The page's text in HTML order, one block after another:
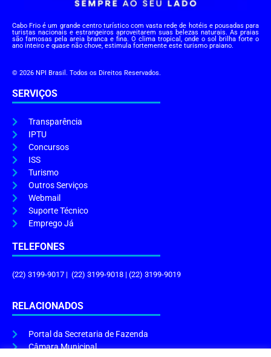
Cabo Frio é um grande centro turístico com vasta rede de hotéis e pousadas para
turistas nacionais e estrangeiros aproveitarem suas belezas naturais. As praias
são famosas pela areia branca e fina. O clima tropical, onde o sol brilha forte o
ano inteiro e quase não chove, estimula fortemente este turismo praiano.
© 2026 NPI Brasil. Todos os Direitos Reservados.
SERVIÇOS
Transparência
IPTU
Concursos
ISS
Turismo
Outros Serviços
Webmail
Suporte Técnico
Emprego Já
TELEFONES
(22) 3199-9017 | (22) 3199-9018 | (22) 3199-9019
RELACIONADOS
Portal da Secretaria de Fazenda
Câmara Municipal